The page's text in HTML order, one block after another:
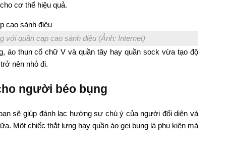
cơ thể hiệu quả.
với quần cạp cao sành điệu (Ảnh: Internet)
áo thun cổ chữ V và quần tây hay quần sock vừa tạo độ
nên nhỏ đi.
người béo bụng
sẽ giúp đánh lạc hướng sự chú ý của người đối diện và
Một chiếc thắt lưng hay quần áo gei bụng là phụ kiện mà